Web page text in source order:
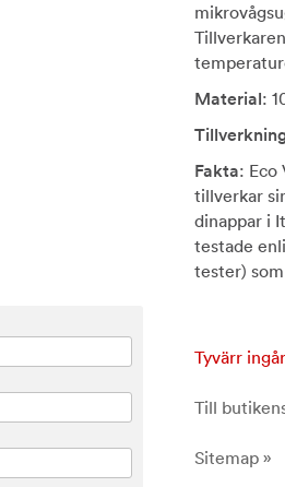
Material:
Fakta: Eco
tillverkar
dinappar i
testade
tester)
Tyvärr
Till
Sitemap »